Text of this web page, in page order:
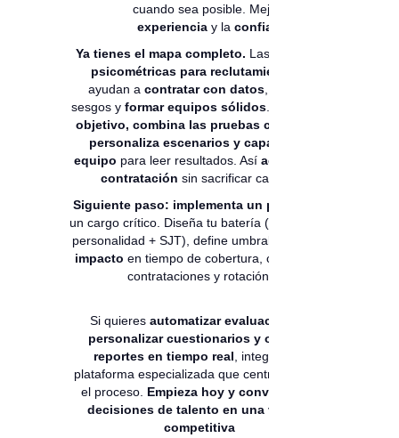
cuando sea posible. Mejora la
experiencia y la confianza
Ya tienes el mapa completo. Las
psicométricas para reclutamiento
ayudan a contratar con datos
sesgos y formar equipos sólidos.
objetivo, combina las pruebas correctas,
personaliza escenarios y capacita al
equipo para leer resultados. Así aceleras la
contratación sin sacrificar calidad.
Siguiente paso: implementa un piloto
un cargo crítico. Diseña tu batería (cognitiva +
personalidad + SJT), define umbrales y
impacto en tiempo de cobertura, calidad de
contrataciones y rotación.
Si quieres automatizar evaluaciones,
personalizar cuestionarios y obtener
reportes en tiempo real , integra una
plataforma especializada que centralice todo
el proceso. Empieza hoy y convierte tus
decisiones de talento en una ventaja
competitiva